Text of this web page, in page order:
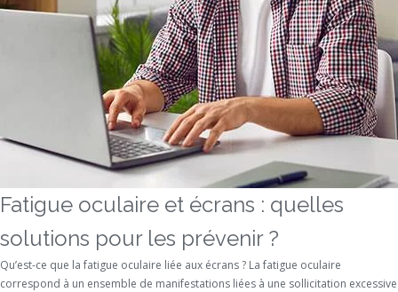
Fatigue oculaire et écrans : quelles
solutions pour les prévenir ?
Qu’est-ce que la fatigue oculaire liée aux écrans ? La fatigue oculaire
correspond à un ensemble de manifestations liées à une sollicitation excessive